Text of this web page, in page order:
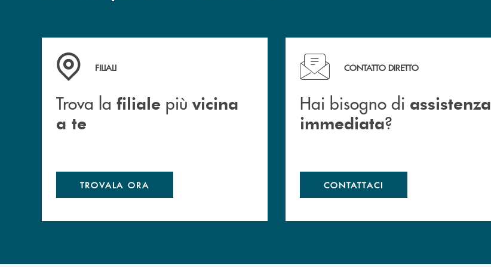
Trova la filiale più vicina a te
FILIALI
Trova la filiale più vicina
a te
TROVALA ORA
Hai bisogno di assistenza immediata ?
CONTATTO DIRETTO
Hai bisogno di assistenza
immediata?
CONTATTACI